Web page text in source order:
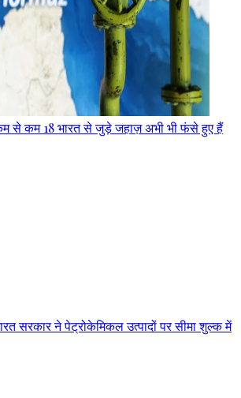
से कम 18 भारत से जुड़े जहाज़ अभी भी फंसे हुए हैं
सरकार ने पेट्रोकेमिकल उत्पादों पर सीमा शुल्क में